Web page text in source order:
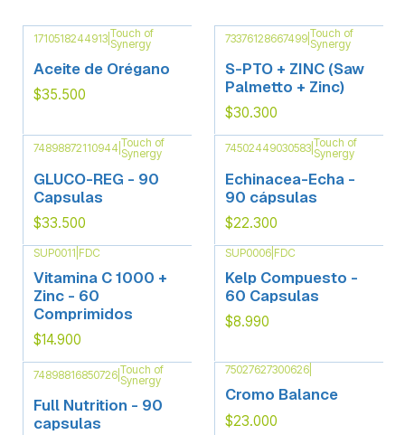
1710518244913 Touch of
Synergy
Aceite de Orégano
$35.500
73376128667499 Touch of
Synergy
S-PTO + ZINC (Saw
Palmetto + Zinc)
$30.300
74898872110944 Touch of
Synergy
GLUCO-REG - 90
Capsulas
$33.500
74502449030583 Touch of
Synergy
Echinacea-Echa -
90 cápsulas
$22.300
SUP0011 FDC
Vitamina C 1000 +
Zinc - 60
Comprimidos
$14.900
SUP0006 FDC
Kelp Compuesto -
60 Capsulas
$8.990
74898816850726 Touch of
Synergy
Full Nutrition - 90
capsulas
75027627300626
Cromo Balance
$23.000